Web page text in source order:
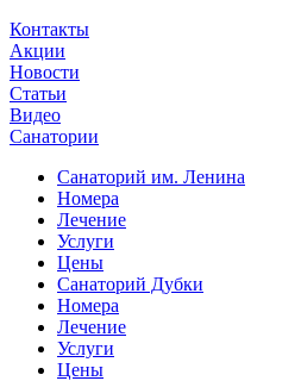
Контакты
Акции
Новости
Статьи
Видео
Санатории
Санаторий им. Ленина
Номера
Лечение
Услуги
Цены
Санаторий Дубки
Номера
Лечение
Услуги
Цены